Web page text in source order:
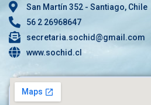
San Martín 352 - Santiago, Chile
56 2 26968647
secretaria.sochid@gmail.com
www.sochid.cl